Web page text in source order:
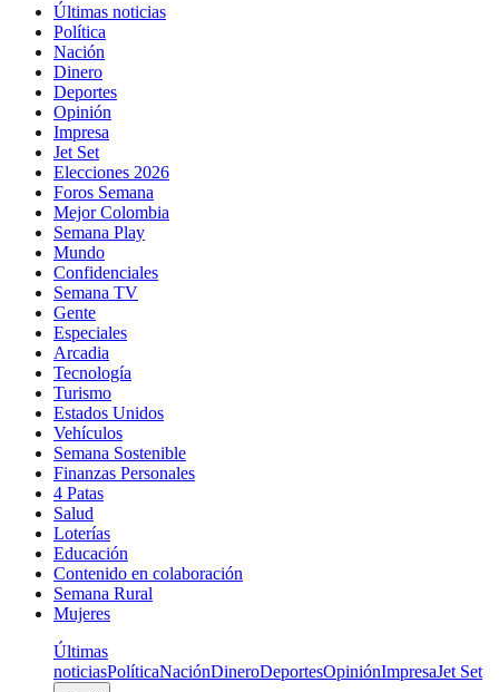
Últimas noticias
Política
Nación
Dinero
Deportes
Opinión
Impresa
Jet Set
Elecciones 2026
Foros Semana
Mejor Colombia
Semana Play
Mundo
Confidenciales
Semana TV
Gente
Especiales
Arcadia
Tecnología
Turismo
Estados Unidos
Vehículos
Semana Sostenible
Finanzas Personales
4 Patas
Salud
Loterías
Educación
Contenido en colaboración
Semana Rural
Mujeres
Últimas
noticiasPolíticaNaciónDineroDeportesOpiniónImpresaJet Set